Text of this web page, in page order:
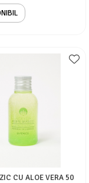
CU ALOE VERA 50